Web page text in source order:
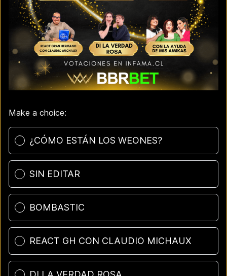
Make a choice:
Poll options
¿CÓMO ESTÁN LOS WEONES?
SIN EDITAR
BOMBASTIC
REACT GH CON CLAUDIO MICHAUX